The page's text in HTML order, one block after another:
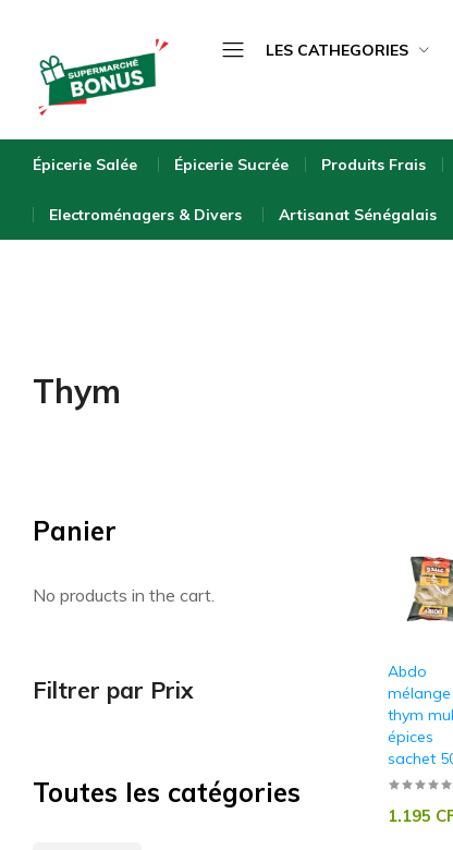
supermarche.com
LES CATHEGORIES
Épicerie Sucrée
Produits Frais
Produits Surgelés
Épicerie Salée Épicerie Sucrée Produits Frais
Electroménagers & Divers Artisanat Sénégalais
Thym
Abdo
thym
épices
sachet
1.195
Panier
No products in the cart.
Filtrer par Prix
Toutes les catégories